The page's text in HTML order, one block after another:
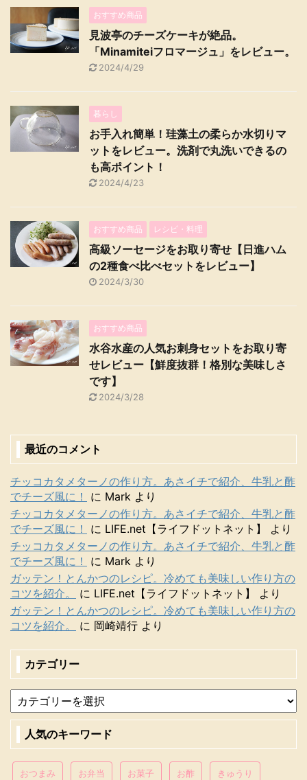
おすすめ商品
見波亭のチーズケーキが絶品。
「Minamiteiフロマージュ」をレビュー。
2024/4/29
暮らし
お手入れ簡単！珪藻土の柔らか水切りマ
ットをレビュー。洗剤で丸洗いできるの
も高ポイント！
2024/4/23
おすすめ商品 レシピ・料理
高級ソーセージをお取り寄せ【日進ハム
の2種食べ比べセットをレビュー】
2024/3/30
おすすめ商品
水谷水産の人気お刺身セットをお取り寄
せレビュー【鮮度抜群！格別な美味しさ
です】
2024/3/28
最近のコメント
チッコカタメターノの作り方。あさイチで紹介、牛乳と酢
でチーズ風に！
に Mark より
チッコカタメターノの作り方。あさイチで紹介、牛乳と酢
でチーズ風に！
に LIFE.net【ライフドットネット】
より
チッコカタメターノの作り方。あさイチで紹介、牛乳と酢
でチーズ風に！
に Mark より
ガッテン！とんかつのレシピ。冷めても美味しい作り方の
コツを紹介。
に LIFE.net【ライフドットネット】
より
ガッテン！とんかつのレシピ。冷めても美味しい作り方の
コツを紹介。
に 岡崎靖行 より
カテゴリー
人気のキーワード
おつまみ お弁当 お菓子 お酢 きゅうり